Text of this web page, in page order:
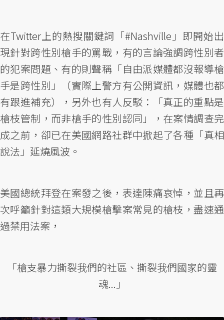
在Twitter上的熱搜關鍵詞「#Nashville」即開始出
現針對跨性別槍手的罵戰，有的言論強調跨性別者
的犯案問題、有的則聲稱「自由派媒體都沒報導槍
手是跨性別」（實際上警方有公開資訊，媒體也都
有跟進補充），另外也有人反駁：「真正的重點是
槍枝管制，而非槍手的性別認同」，在案情調查完
成之前，卻已在美國網路社群中掀起了各種「真相
說法」延燒風波。
美國總統拜登在案發之後，表達陳痛哀悼，並且再
次呼籲針對這類大規模槍擊案常見的槍枝，盡速通
過禁用法案，
「槍支暴力撕裂我們的社區、撕裂我們國家的靈
魂...」